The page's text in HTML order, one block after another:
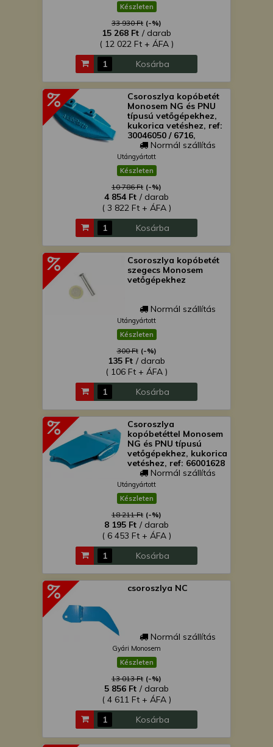
Készleten
33 930 Ft (-%)
15 268 Ft / darab
( 12 022 Ft + ÁFA )
Kosárba
Csoroszlya kopóbetét
Monosem NG és PNU
típusú vetőgépekhez,
kukorica vetéshez, ref:
30046050 / 6716,
AsahiParts
Normál szállítás
Utángyártott
Készleten
10 786 Ft (-%)
4 854 Ft / darab
( 3 822 Ft + ÁFA )
Kosárba
Csoroszlya kopóbetét
szegecs Monosem
vetőgépekhez
Normál szállítás
Utángyártott
Készleten
300 Ft (-%)
135 Ft / darab
( 106 Ft + ÁFA )
Kosárba
Csoroszlya
kopóbetéttel Monosem
NG és PNU típusú
vetőgépekhez, kukorica
vetéshez, ref: 66001628
/ 6715.1b (6715.1a),
AsahiParts
Normál szállítás
Utángyártott
Készleten
18 211 Ft (-%)
8 195 Ft / darab
( 6 453 Ft + ÁFA )
Kosárba
csoroszlya NC
Normál szállítás
Gyári Monosem
Készleten
13 013 Ft (-%)
5 856 Ft / darab
( 4 611 Ft + ÁFA )
Kosárba